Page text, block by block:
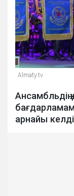
Almaty.tv
арнайы келді